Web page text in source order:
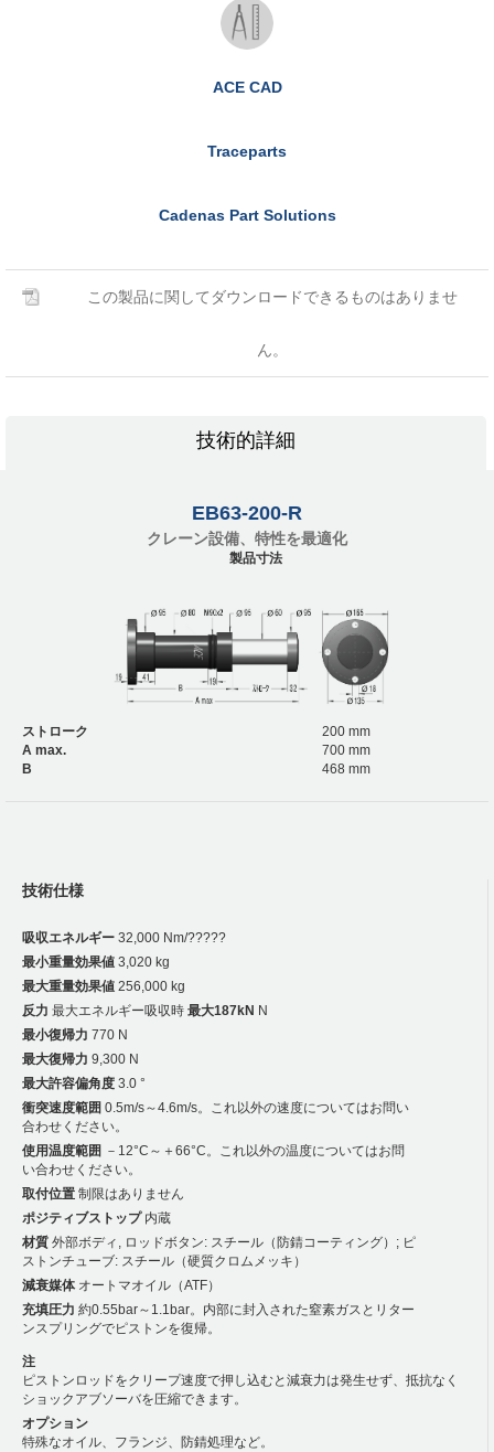
ACE CAD
Traceparts
Cadenas Part Solutions
この製品に関してダウンロードできるものはありませ
ん。
技術的詳細
EB63-200-R
クレーン設備、特性を最適化
製品寸法
ストローク
200 mm
A max.
700 mm
B
468 mm
技術仕様
吸収エネルギー 32,000 Nm/?????
最小重量効果値 3,020 kg
最大重量効果値 256,000 kg
反力 最大エネルギー吸収時 最大187kN N
最小復帰力 770 N
最大復帰力 9,300 N
最大許容偏角度 3.0 °
衝突速度範囲 0.5m/s～4.6m/s。これ以外の速度についてはお問い
合わせください。
使用温度範囲 －12°C～＋66°C。これ以外の温度についてはお問
い合わせください。
取付位置 制限はありません
ポジティブストップ内蔵
材質 外部ボディ, ロッドボタン: スチール（防錆コーティング）; ピ
ストンチューブ: スチール（硬質クロムメッキ）
減衰媒体オートマオイル（ATF）
充填圧力 約0.55bar～1.1bar。内部に封入された窒素ガスとリター
ンスプリングでピストンを復帰。
注
ピストンロッドをクリープ速度で押し込むと減衰力は発生せず、抵抗なく
ショックアブソーバを圧縮できます。
オプション
特殊なオイル、フランジ、防錆処理など。